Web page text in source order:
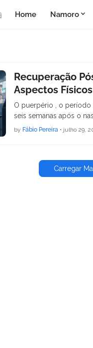
Home Namoro
Recuperação
Aspectos
O puerpério , o período
seis semanas após o
by Fábio Pereira • julho 29,
Carregar